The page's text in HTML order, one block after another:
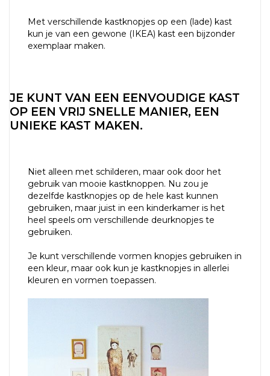
Met verschillende kastknopjes op een (lade) kast
kun je van een gewone (IKEA) kast een bijzonder
exemplaar maken.
JE KUNT VAN EEN EENVOUDIGE KAST
OP EEN VRIJ SNELLE MANIER, EEN
UNIEKE KAST MAKEN.
Niet alleen met schilderen, maar ook door het
gebruik van mooie kastknoppen. Nu zou je
dezelfde kastknopjes op de hele kast kunnen
gebruiken, maar juist in een kinderkamer is het
heel speels om verschillende deurknopjes te
gebruiken.
Je kunt verschillende vormen knopjes gebruiken in
een kleur, maar ook kun je kastknopjes in allerlei
kleuren en vormen toepassen.